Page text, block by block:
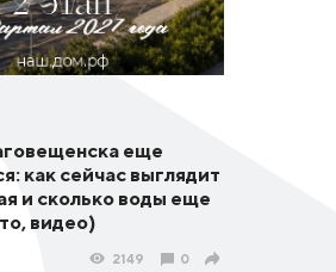
еще
как сейчас выглядит
и сколько воды еще
видео)
2149 0